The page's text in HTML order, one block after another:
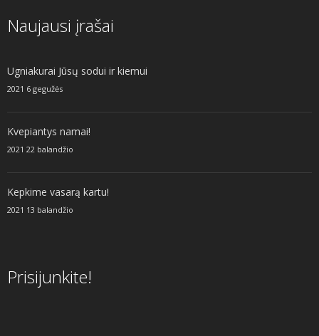
Naujausi įrašai
Ugniakurai Jūsų sodui ir kiemui
2021 6 gegužės
Kvepiantys namai!
2021 22 balandžio
Kepkime vasarą kartu!
2021 13 balandžio
Prisijunkite!